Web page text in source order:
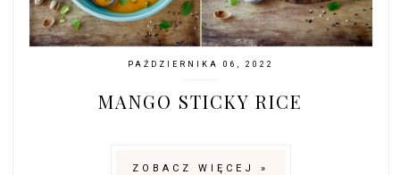
PAŹDZIERNIKA 06, 2022
MANGO STICKY RICE
ZOBACZ WIĘCEJ »